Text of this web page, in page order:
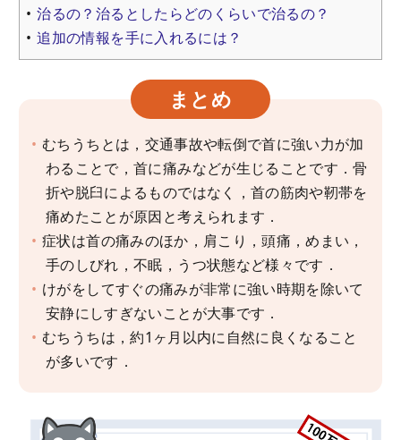
治るの？治るとしたらどのくらいで治るの？
追加の情報を手に入れるには？
まとめ
むちうちとは，交通事故や転倒で首に強い力が加
わることで，首に痛みなどが生じることです．骨
折や脱臼によるものではなく，首の筋肉や靭帯を
痛めたことが原因と考えられます．
症状は首の痛みのほか，肩こり，頭痛，めまい，
手のしびれ，不眠，うつ状態など様々です．
けがをしてすぐの痛みが非常に強い時期を除いて
安静にしすぎないことが大事です．
むちうちは，約1ヶ月以内に自然に良くなること
が多いです．